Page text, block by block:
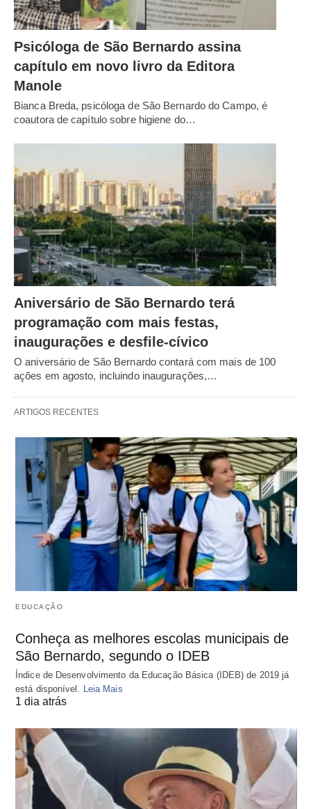
Psicóloga de São Bernardo assina
capítulo em novo livro da Editora
Manole
Bianca Breda, psicóloga de São Bernardo do Campo, é
coautora de capítulo sobre higiene do…
Aniversário de São Bernardo terá
programação com mais festas,
inaugurações e desfile-cívico
O aniversário de São Bernardo contará com mais de 100
ações em agosto, incluindo inaugurações,…
ARTIGOS RECENTES
EDUCAÇÃO
Conheça as melhores escolas municipais de
São Bernardo, segundo o IDEB
Índice de Desenvolvimento da Educação Básica (IDEB) de 2019 já
está disponível.
Leia Mais
1 dia atrás